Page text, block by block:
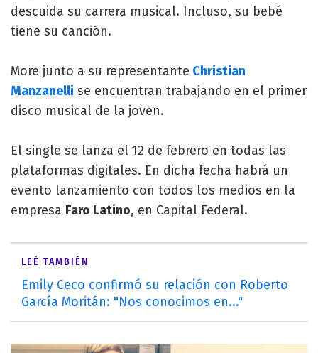
descuida su carrera musical. Incluso, su bebé
tiene su canción.
More junto a su representante Christian
Manzanelli se encuentran trabajando en el primer
disco musical de la joven.
El single se lanza el 12 de febrero en todas las
plataformas digitales. En dicha fecha habrá un
evento lanzamiento con todos los medios en la
empresa Faro Latino, en Capital Federal.
LEÉ TAMBIÉN
Emily Ceco confirmó su relación con Roberto
García Moritán: "Nos conocimos en..."